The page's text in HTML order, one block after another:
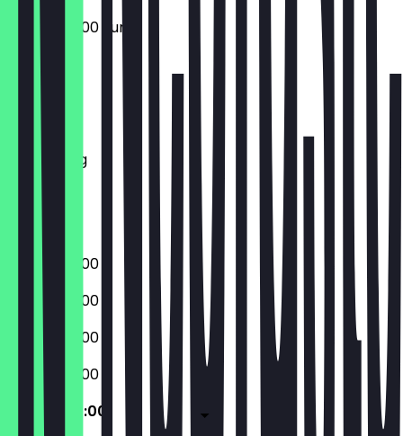
05:00 - 20:00 uur
Maandag
Dinsdag
Woensdag
Donderdag
Vrijdag
Zaterdag
Zondag
05:00 - 20:00
05:00 - 20:00
05:00 - 20:00
05:00 - 20:00
05:00 - 20:00